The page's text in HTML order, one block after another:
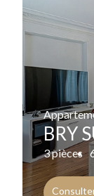
BRY
3 pièces